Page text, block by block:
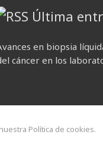
Última
en biopsia
cáncer en los
Política de cookies.